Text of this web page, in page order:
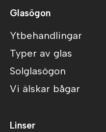
Glasögon
Ytbehandlingar
Typer av glas
Solglasögon
Vi älskar bågar
Linser